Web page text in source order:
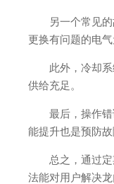
另一个常见的故
更换有问题的电气
此外，冷却系统
供给充足。
最后，操作错误
能提升也是预防故
总之，通过定期
法能对用户解决